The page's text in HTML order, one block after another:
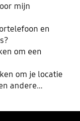
mijn
en
om een
om je locatie
andere